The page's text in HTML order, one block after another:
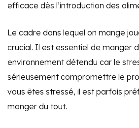
efficace dès l’introduction des
Le cadre dans lequel on mange
crucial. Il est essentiel de manger
environnement détendu car le
sérieusement compromettre le
vous êtes stressé, il est parfois
manger du tout.